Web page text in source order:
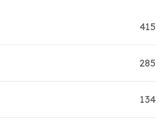
415
285
134